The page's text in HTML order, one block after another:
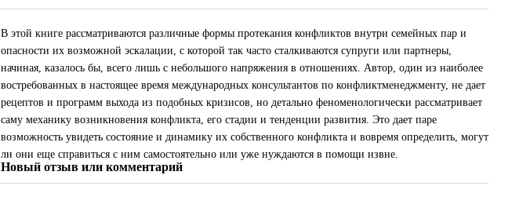
В этой книге рассматриваются различные формы протекания конфликтов внутри семейных пар и
опасности их возможной эскалации, с которой так часто сталкиваются супруги или партнеры,
начиная, казалось бы, всего лишь с небольшого напряжения в отношениях. Автор, один из наиболее
востребованных в настоящее время международных консультантов по конфликтменеджменту, не дает
рецептов и программ выхода из подобных кризисов, но детально феноменологически рассматривает
саму механику возникновения конфликта, его стадии и тенденции развития. Это дает паре
возможность увидеть состояние и динамику их собственного конфликта и вовремя определить, могут
ли они еще справиться с ним самостоятельно или уже нуждаются в помощи извне.
Новый отзыв или комментарий